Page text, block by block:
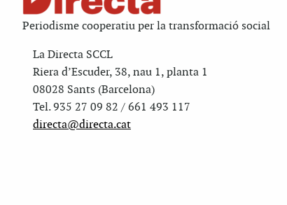
Periodisme cooperatiu per la transformació social
La Directa SCCL
Riera d’Escuder, 38, nau 1, planta 1
08028 Sants (Barcelona)
Tel. 935 27 09 82 / 661 493 117
directa@directa.cat